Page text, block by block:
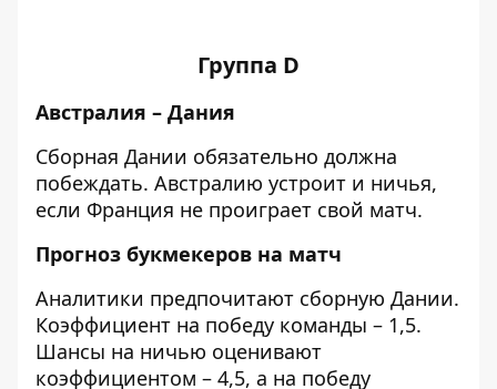
Группа D
Австралия – Дания
Сборная Дании обязательно должна
побеждать. Австралию устроит и ничья,
если Франция не проиграет свой матч.
Прогноз букмекеров на матч
Аналитики предпочитают сборную Дании.
Коэффициент на победу команды – 1,5.
Шансы на ничью оценивают
коэффициентом – 4,5, а на победу